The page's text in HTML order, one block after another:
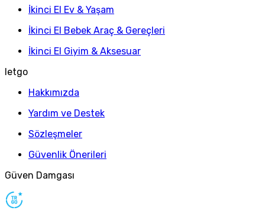
İkinci El Ev & Yaşam
İkinci El Bebek Araç & Gereçleri
İkinci El Giyim & Aksesuar
letgo
Hakkımızda
Yardım ve Destek
Sözleşmeler
Güvenlik Önerileri
Güven Damgası